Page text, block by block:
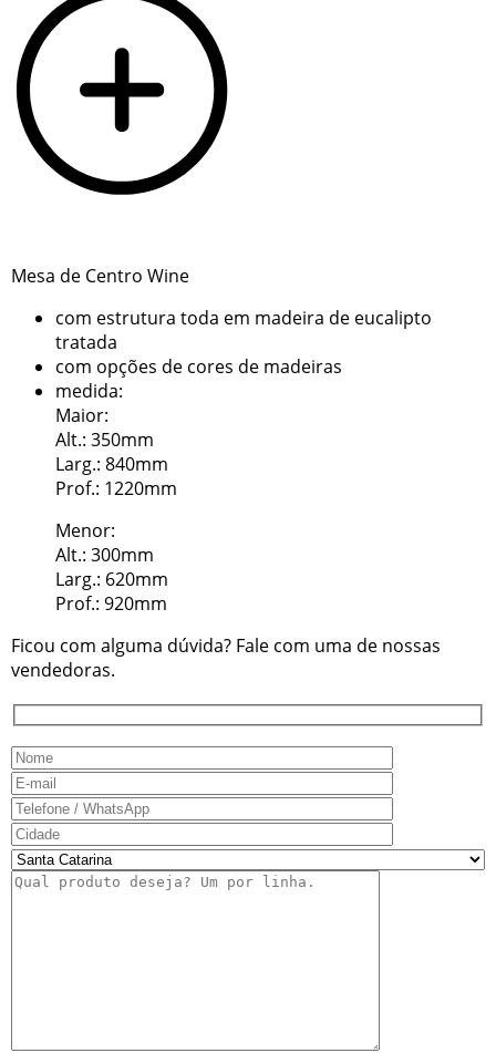
Mesa de Centro Wine
com estrutura toda em madeira de eucalipto
tratada
com opções de cores de madeiras
medida:
Maior:
Alt.: 350mm
Larg.: 840mm
Prof.: 1220mm
Menor:
Alt.: 300mm
Larg.: 620mm
Prof.: 920mm
Ficou com alguma dúvida? Fale com uma de nossas
vendedoras.